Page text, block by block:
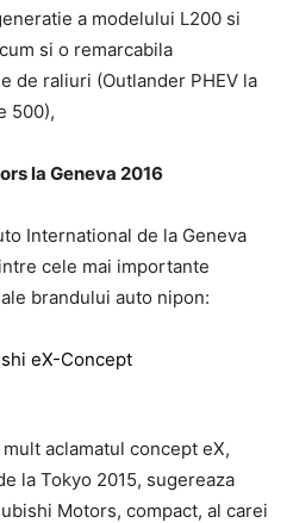
a modelului L200 si
si o remarcabila
de raliuri (Outlander PHEV la
500),
la Geneva 2016
International de la Geneva
cele mai importante
brandului auto nipon:
mult aclamatul concept eX,
la Tokyo 2015, sugereaza
Motors, compact, al carei